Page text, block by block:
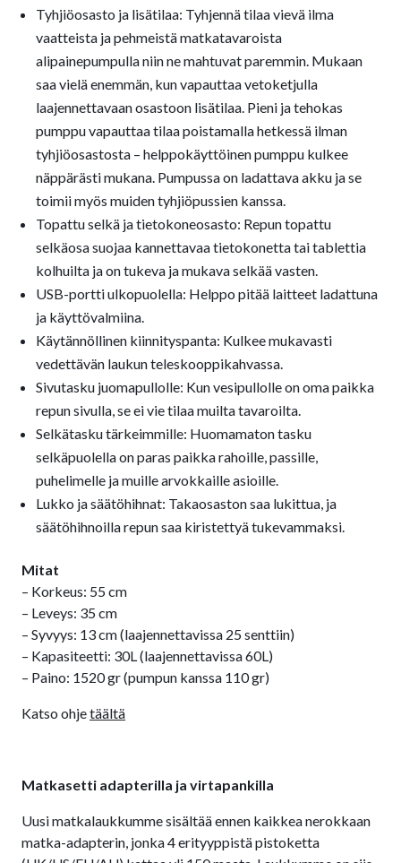
Tyhjiöosasto ja lisätilaa: Tyhjennä tilaa vievä ilma
vaatteista ja pehmeistä matkatavaroista
alipainepumpulla niin ne mahtuvat paremmin. Mukaan
saa vielä enemmän, kun vapauttaa vetoketjulla
laajennettavaan osastoon lisätilaa. Pieni ja tehokas
pumppu vapauttaa tilaa poistamalla hetkessä ilman
tyhjiöosastosta – helppokäyttöinen pumppu kulkee
näppärästi mukana. Pumpussa on ladattava akku ja se
toimii myös muiden tyhjiöpussien kanssa.
Topattu selkä ja tietokoneosasto: Repun topattu
selkäosa suojaa kannettavaa tietokonetta tai tablettia
kolhuilta ja on tukeva ja mukava selkää vasten.
USB-portti ulkopuolella: Helppo pitää laitteet ladattuna
ja käyttövalmiina.
Käytännöllinen kiinnityspanta: Kulkee mukavasti
vedettävän laukun teleskooppikahvassa.
Sivutasku juomapullolle: Kun vesipullolle on oma paikka
repun sivulla, se ei vie tilaa muilta tavaroilta.
Selkätasku tärkeimmille: Huomamaton tasku
selkäpuolella on paras paikka rahoille, passille,
puhelimelle ja muille arvokkaille asioille.
Lukko ja säätöhihnat: Takaosaston saa lukittua, ja
säätöhihnoilla repun saa kiristettyä tukevammaksi.
Mitat
– Korkeus: 55 cm
– Leveys: 35 cm
– Syvyys: 13 cm (laajennettavissa 25 senttiin)
– Kapasiteetti: 30L (laajennettavissa 60L)
– Paino: 1520 gr (pumpun kanssa 110 gr)
Katso ohjetäältä
Matkasetti adapterilla ja virtapankilla
Uusi matkalaukkumme sisältää ennen kaikkea nerokkaan
matka-adapterin, jonka 4 erityyppistä pistoketta